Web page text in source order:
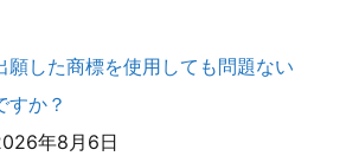
願した商標を使用しても問題ない
すか？
年8月6日